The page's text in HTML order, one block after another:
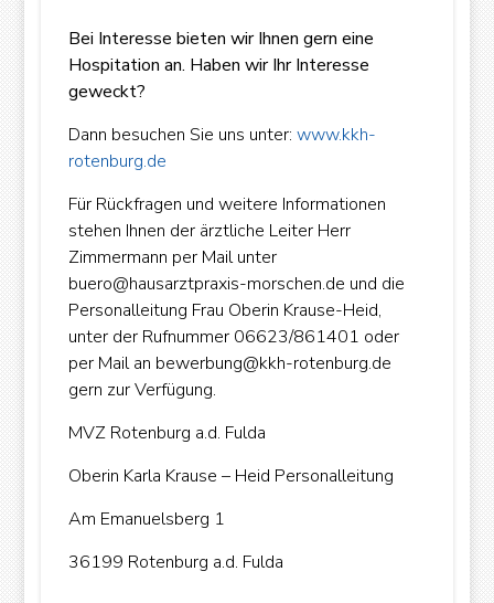
Bei Interesse bieten wir Ihnen gern eine
Hospitation an. Haben wir Ihr Interesse
geweckt?
Dann besuchen Sie uns unter:www.kkh-
rotenburg.de
Für Rückfragen und weitere Informationen
stehen Ihnen der ärztliche Leiter Herr
Zimmermann per Mail unter
buero@hausarztpraxis-morschen.de und die
Personalleitung Frau Oberin Krause-Heid,
unter der Rufnummer 06623/861401 oder
per Mail an bewerbung@kkh-rotenburg.de
gern zur Verfügung.
MVZ Rotenburg a.d. Fulda
Oberin Karla Krause – Heid Personalleitung
Am Emanuelsberg 1
36199 Rotenburg a.d. Fulda